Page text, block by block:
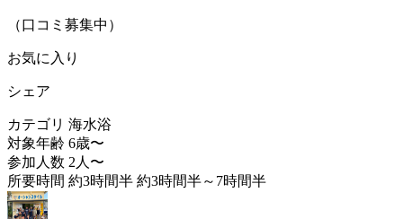
（口コミ募集中）
お気に入り
シェア
カテゴリ 海水浴
対象年齢 6歳〜
参加人数 2人〜
所要時間 約3時間半 約3時間半～7時間半